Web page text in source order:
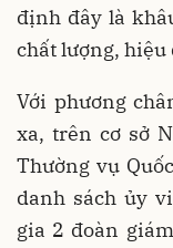
định đây là
chất lượng, hiệu
Với phương
xa, trên cơ sở
Thường vụ
danh sách ủy
gia 2 đoàn